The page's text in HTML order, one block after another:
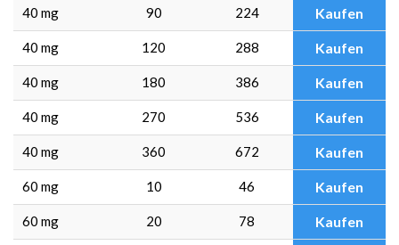
40 mg 90 224 Kaufen
40 mg 120 288 Kaufen
40 mg 180 386 Kaufen
40 mg 270 536 Kaufen
40 mg 360 672 Kaufen
60 mg 10 46 Kaufen
60 mg 20 78 Kaufen